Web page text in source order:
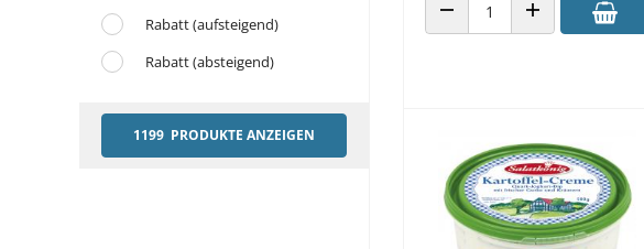
Rabatt (aufsteigend)
Rabatt (absteigend)
1199 PRODUKTE ANZEIGEN
ANZAHL VERRINGERNANZAHL ERHÖHEN